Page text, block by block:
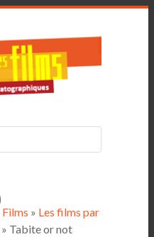
Films » Les films par
» Tabite or not